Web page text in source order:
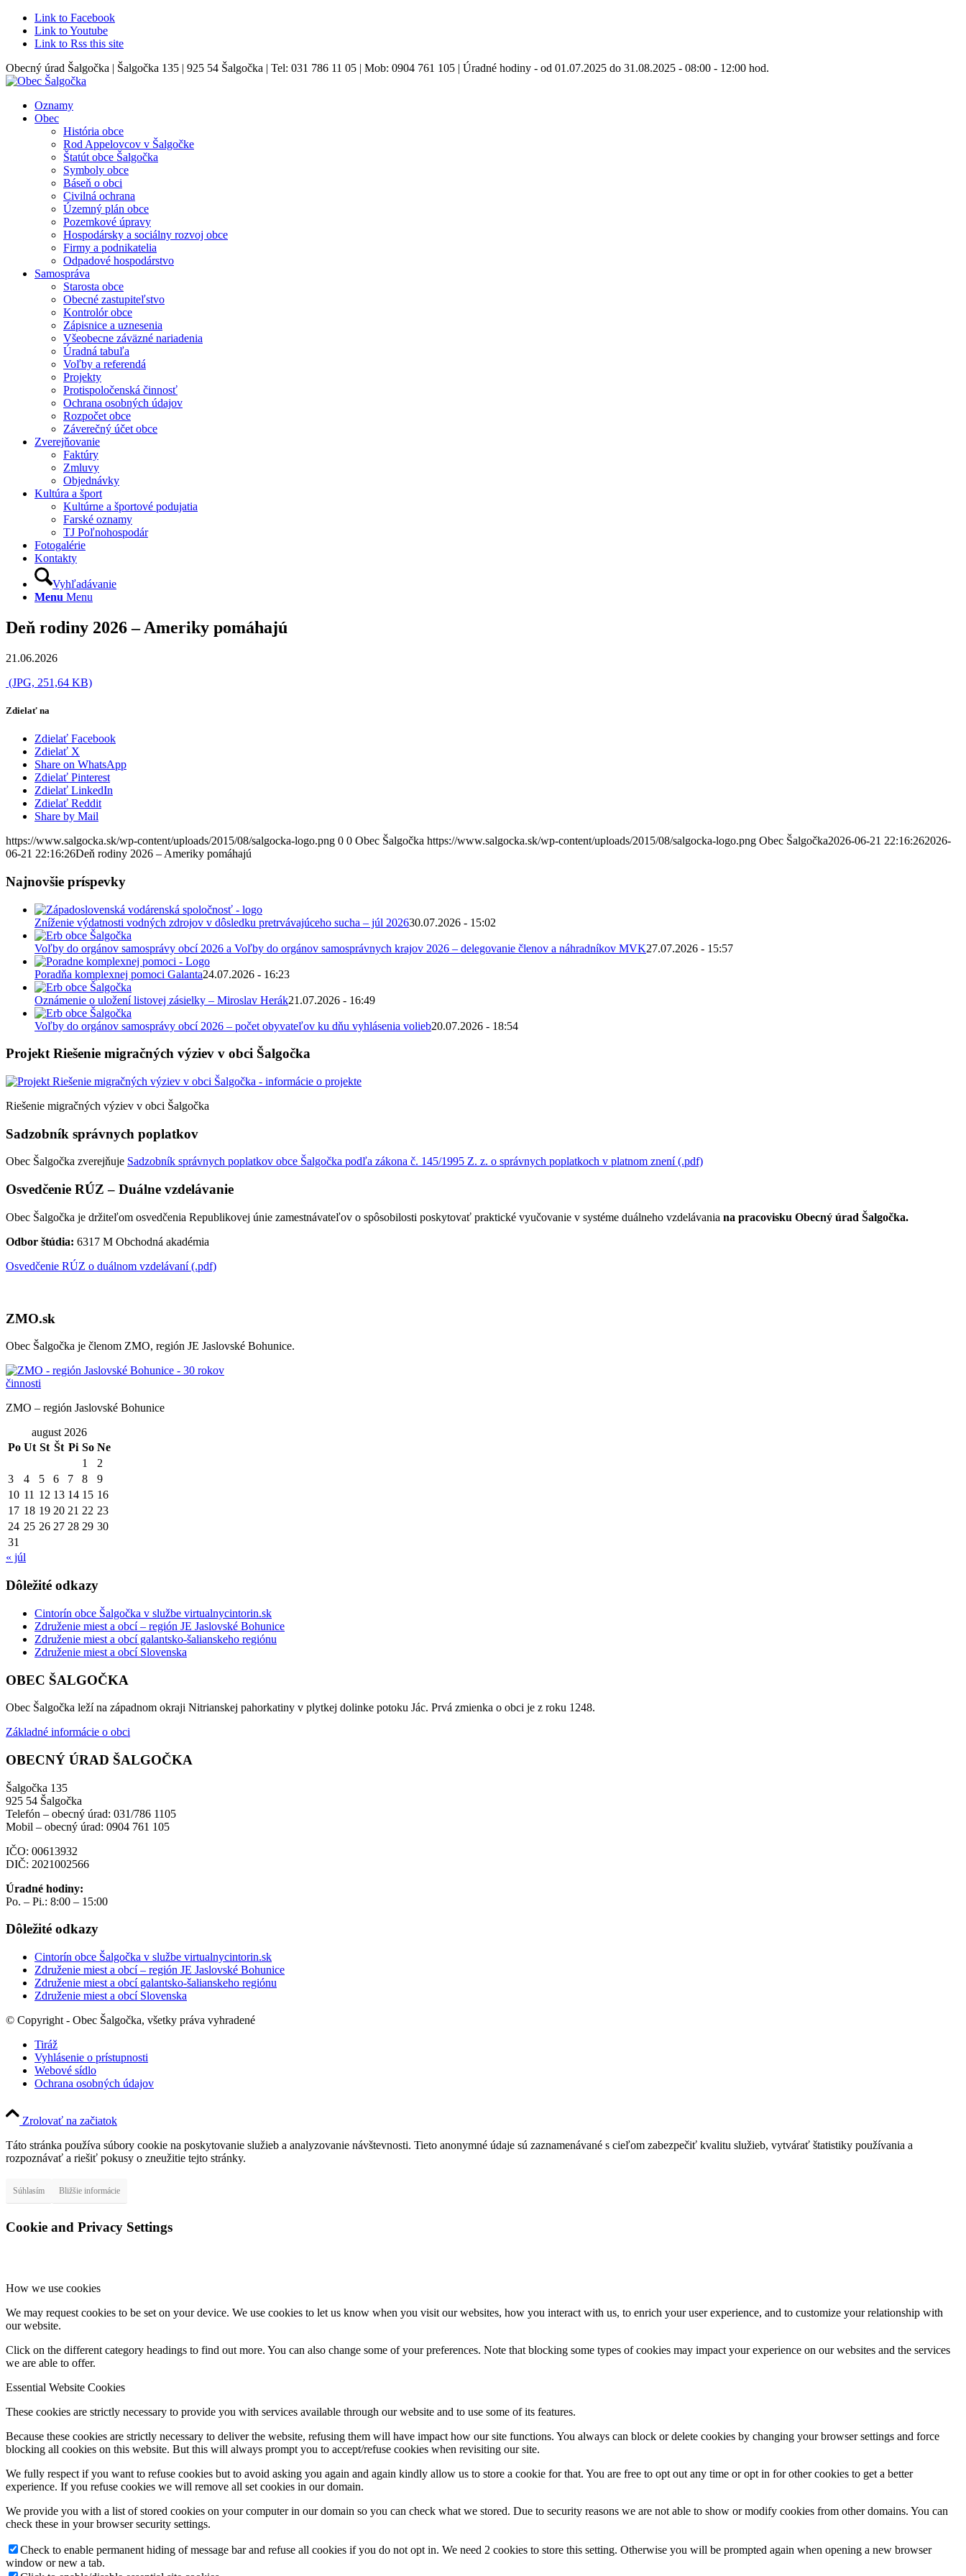
Link to Facebook
Link to Youtube
Link to Rss this site
Obecný úrad Šalgočka | Šalgočka 135 | 925 54 Šalgočka | Tel: 031 786 11 05 | Mob: 0904 761 105 | Úradné hodiny - od 01.07.2025 do 31.08.2025 - 08:00 - 12:00 hod.
Oznamy
Obec
História obce
Rod Appelovcov v Šalgočke
Štatút obce Šalgočka
Symboly obce
Báseň o obci
Civilná ochrana
Územný plán obce
Pozemkové úpravy
Hospodársky a sociálny rozvoj obce
Firmy a podnikatelia
Odpadové hospodárstvo
Samospráva
Starosta obce
Obecné zastupiteľstvo
Kontrolór obce
Zápisnice a uznesenia
Všeobecne záväzné nariadenia
Úradná tabuľa
Voľby a referendá
Projekty
Protispoločenská činnosť
Ochrana osobných údajov
Rozpočet obce
Záverečný účet obce
Zverejňovanie
Faktúry
Zmluvy
Objednávky
Kultúra a šport
Kultúrne a športové podujatia
Farské oznamy
TJ Poľnohospodár
Fotogalérie
Kontakty
Vyhľadávanie
Menu Menu
Deň rodiny 2026 – Ameriky pomáhajú
21.06.2026
(JPG, 251,64 KB)
Zdielať na
Zdielať Facebook
Zdielať X
Share on WhatsApp
Zdielať Pinterest
Zdielať LinkedIn
Zdielať Reddit
Share by Mail
https://www.salgocka.sk/wp-content/uploads/2015/08/salgocka-logo.png 0 0 Obec Šalgočka https://www.salgocka.sk/wp-content/uploads/2015/08/salgocka-logo.png Obec Šalgočka2026-06-21 22:16:262026-
06-21 22:16:26Deň rodiny 2026 – Ameriky pomáhajú
Najnovšie príspevky
Zníženie výdatnosti vodných zdrojov v dôsledku pretrvávajúceho sucha – júl 202630.07.2026 - 15:02
Voľby do orgánov samosprávy obcí 2026 a Voľby do orgánov samosprávnych krajov 2026 – delegovanie členov a náhradníkov MVK27.07.2026 - 15:57
Poradňa komplexnej pomoci Galanta24.07.2026 - 16:23
Oznámenie o uložení listovej zásielky – Miroslav Herák21.07.2026 - 16:49
Voľby do orgánov samosprávy obcí 2026 – počet obyvateľov ku dňu vyhlásenia volieb20.07.2026 - 18:54
Projekt Riešenie migračných výziev v obci Šalgočka
Riešenie migračných výziev v obci Šalgočka
Sadzobník správnych poplatkov
Obec Šalgočka zverejňuje Sadzobník správnych poplatkov obce Šalgočka podľa zákona č. 145/1995 Z. z. o správnych poplatkoch v platnom znení (.pdf)
Osvedčenie RÚZ – Duálne vzdelávanie
Obec Šalgočka je držiteľom osvedčenia Republikovej únie zamestnávateľov o spôsobilosti poskytovať praktické vyučovanie v systéme duálneho vzdelávania na pracovisku Obecný úrad Šalgočka.
Odbor štúdia: 6317 M Obchodná akadémia
Osvedčenie RÚZ o duálnom vzdelávaní (.pdf)
ZMO.sk
Obec Šalgočka je členom ZMO, región JE Jaslovské Bohunice.
ZMO – región Jaslovské Bohunice
august 2026
Po Ut St Št Pi So Ne
1
2
3
4 5 6 7 8
9
10 11 12 13 14 15 16
17 18 19 20 21 22 23
24 25 26 27 28 29 30
31
« júl
Dôležité odkazy
Cintorín obce Šalgočka v službe virtualnycintorin.sk
Združenie miest a obcí – región JE Jaslovské Bohunice
Združenie miest a obcí galantsko-šalianskeho regiónu
Združenie miest a obcí Slovenska
OBEC ŠALGOČKA
Obec Šalgočka leží na západnom okraji Nitrianskej pahorkatiny v plytkej dolinke potoku Jác. Prvá zmienka o obci je z roku 1248.
Základné informácie o obci
OBECNÝ ÚRAD ŠALGOČKA
Šalgočka 135
925 54 Šalgočka
Telefón – obecný úrad: 031/786 1105
Mobil – obecný úrad: 0904 761 105
IČO: 00613932
DIČ: 2021002566
Úradné hodiny:
Po. – Pi.: 8:00 – 15:00
Dôležité odkazy
Cintorín obce Šalgočka v službe virtualnycintorin.sk
Združenie miest a obcí – región JE Jaslovské Bohunice
Združenie miest a obcí galantsko-šalianskeho regiónu
Združenie miest a obcí Slovenska
© Copyright - Obec Šalgočka, všetky práva vyhradené
Tiráž
Vyhlásenie o prístupnosti
Webové sídlo
Ochrana osobných údajov
Zrolovať na začiatok
Táto stránka používa súbory cookie na poskytovanie služieb a analyzovanie návštevnosti. Tieto anonymné údaje sú zaznamenávané s cieľom zabezpečiť kvalitu služieb, vytvárať štatistiky používania a
rozpoznávať a riešiť pokusy o zneužitie tejto stránky.
Súhlasím Bližšie informácie
Cookie and Privacy Settings
How we use cookies
We may request cookies to be set on your device. We use cookies to let us know when you visit our websites, how you interact with us, to enrich your user experience, and to customize your relationship with
our website.
Click on the different category headings to find out more. You can also change some of your preferences. Note that blocking some types of cookies may impact your experience on our websites and the services
we are able to offer.
Essential Website Cookies
These cookies are strictly necessary to provide you with services available through our website and to use some of its features.
Because these cookies are strictly necessary to deliver the website, refusing them will have impact how our site functions. You always can block or delete cookies by changing your browser settings and force
blocking all cookies on this website. But this will always prompt you to accept/refuse cookies when revisiting our site.
We fully respect if you want to refuse cookies but to avoid asking you again and again kindly allow us to store a cookie for that. You are free to opt out any time or opt in for other cookies to get a better
experience. If you refuse cookies we will remove all set cookies in our domain.
We provide you with a list of stored cookies on your computer in our domain so you can check what we stored. Due to security reasons we are not able to show or modify cookies from other domains. You can
check these in your browser security settings.
Check to enable permanent hiding of message bar and refuse all cookies if you do not opt in. We need 2 cookies to store this setting. Otherwise you will be prompted again when opening a new browser
window or new a tab.